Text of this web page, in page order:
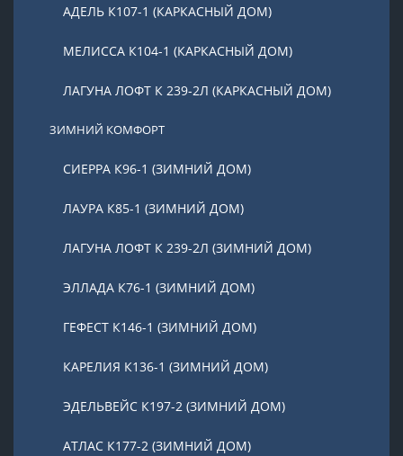
АДЕЛЬ К107-1 (КАРКАСНЫЙ ДОМ)
МЕЛИССА К104-1 (КАРКАСНЫЙ ДОМ)
ЛАГУНА ЛОФТ К 239-2Л (КАРКАСНЫЙ ДОМ)
ЗИМНИЙ КОМФОРТ
СИЕРРА К96-1 (ЗИМНИЙ ДОМ)
ЛАУРА К85-1 (ЗИМНИЙ ДОМ)
ЛАГУНА ЛОФТ К 239-2Л (ЗИМНИЙ ДОМ)
ЭЛЛАДА К76-1 (ЗИМНИЙ ДОМ)
ГЕФЕСТ К146-1 (ЗИМНИЙ ДОМ)
КАРЕЛИЯ К136-1 (ЗИМНИЙ ДОМ)
ЭДЕЛЬВЕЙС К197-2 (ЗИМНИЙ ДОМ)
АТЛАС К177-2 (ЗИМНИЙ ДОМ)